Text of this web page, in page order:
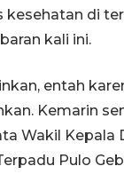
kesehatan di
kali ini.
entah
Kemarin
Wakil Kepala
Pulo